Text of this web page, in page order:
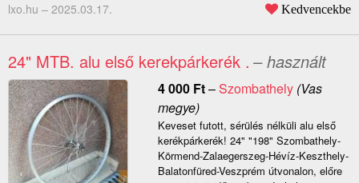
lxo.hu – 2025.03.17. Kedvencekbe
24" MTB. alu első kerekpárkerék . – használt
4 000 Ft–Szombathely(Vas
megye)
Keveset futott, sérülés nélküli alu első
kerékpárkerék! 24" "198" Szombathely-
Körmend-Zalaegerszeg-Hévíz-Keszthely-
Balatonfüred-Veszprém útvonalon, előre